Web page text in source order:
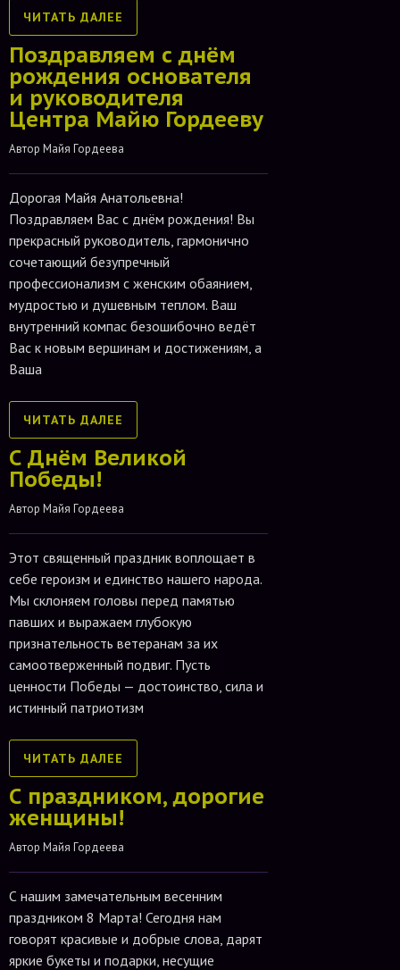
ЧИТАТЬ ДАЛЕЕ
Поздравляем с днём
рождения основателя
и руководителя
Центра Майю Гордееву
Автор Майя Гордеева
Дорогая Майя Анатольевна!
Поздравляем Вас с днём рождения! Вы
прекрасный руководитель, гармонично
сочетающий безупречный
профессионализм с женским обаянием,
мудростью и душевным теплом. Ваш
внутренний компас безошибочно ведёт
Вас к новым вершинам и достижениям, а
Ваша
ЧИТАТЬ ДАЛЕЕ
С Днём Великой
Победы!
Автор Майя Гордеева
Этот священный праздник воплощает в
себе героизм и единство нашего народа.
Мы склоняем головы перед памятью
павших и выражаем глубокую
признательность ветеранам за их
самоотверженный подвиг. Пусть
ценности Победы — достоинство, сила и
истинный патриотизм
ЧИТАТЬ ДАЛЕЕ
С праздником, дорогие
женщины!
Автор Майя Гордеева
С нашим замечательным весенним
праздником 8 Марта! Сегодня нам
говорят красивые и добрые слова, дарят
яркие букеты и подарки, несущие